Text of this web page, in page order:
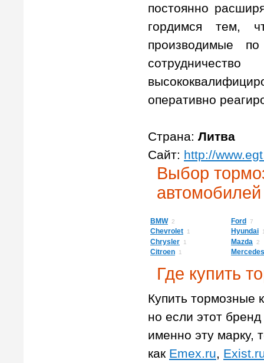
постоянно
гордимся тем,
производимые
оперативно
Страна: Литва
Сайт: http://
Выбор
автомобилей
BMW 2
Chevrolet 1
Chrysler 1
Citroen 1
Ford 7
Hyundai
Mazda 2
Mercedes
Где купить
Купить тормозные
но если этот
именно эту марку,
как Emex.ru,